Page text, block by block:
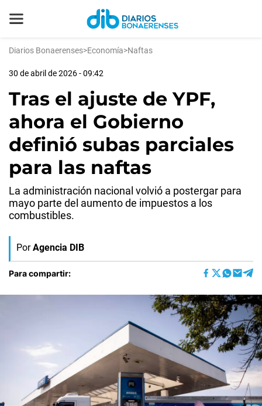
Diarios Bonaerenses>Economía>Naftas
30 de abril de 2026 - 09:42
Tras el ajuste de YPF,
ahora el Gobierno
definió subas parciales
para las naftas
La administración nacional volvió a postergar para
mayo parte del aumento de impuestos a los
combustibles.
Por Agencia DIB
Para compartir: